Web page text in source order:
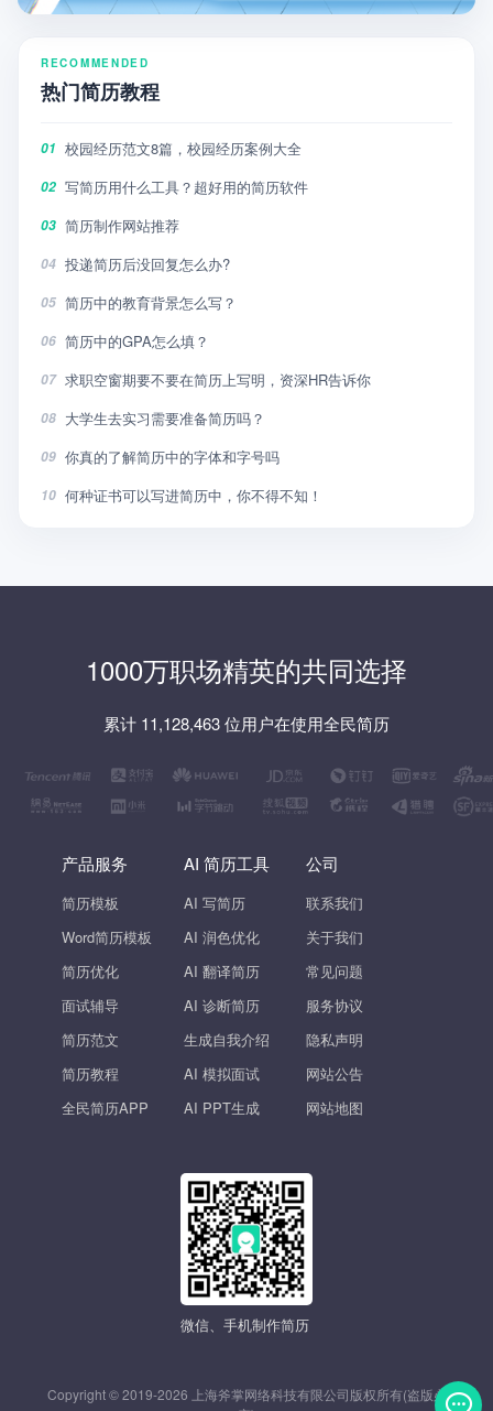
RECOMMENDED
热门简历教程
01 校园经历范文8篇，校园经历案例大全
02 写简历用什么工具？超好用的简历软件
03 简历制作网站推荐
04 投递简历后没回复怎么办?
05 简历中的教育背景怎么写？
06 简历中的GPA怎么填？
07 求职空窗期要不要在简历上写明，资深HR告诉你
08 大学生去实习需要准备简历吗？
09 你真的了解简历中的字体和字号吗
10 何种证书可以写进简历中，你不得不知！
1000万职场精英的共同选择
累计 11,128,463 位用户在使用全民简历
产品服务
简历模板
Word简历模板
简历优化
面试辅导
简历范文
简历教程
全民简历APP
AI 简历工具
AI 写简历
AI 润色优化
AI 翻译简历
AI 诊断简历
生成自我介绍
AI 模拟面试
AI PPT生成
公司
联系我们
关于我们
常见问题
服务协议
隐私声明
网站公告
网站地图
微信、手机制作简历
Copyright © 2019-2026 上海斧掌网络科技有限公司版权所有(盗版必